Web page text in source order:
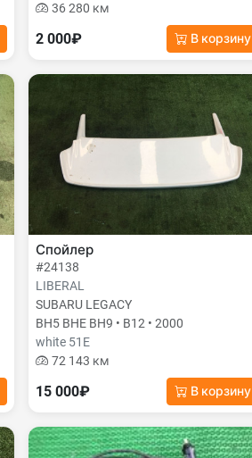
36 280 км
2 000₽ В корзину
Спойлер
#24138
LIBERAL
SUBARU LEGACY
BH5 BHE BH9 • B12 • 2000
white 51E
72 143 км
15 000₽ В корзину